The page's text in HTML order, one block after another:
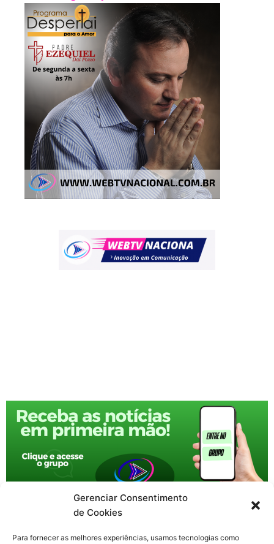
Gerenciar Consentimento
de Cookies
Para fornecer as melhores experiências, usamos tecnologias como